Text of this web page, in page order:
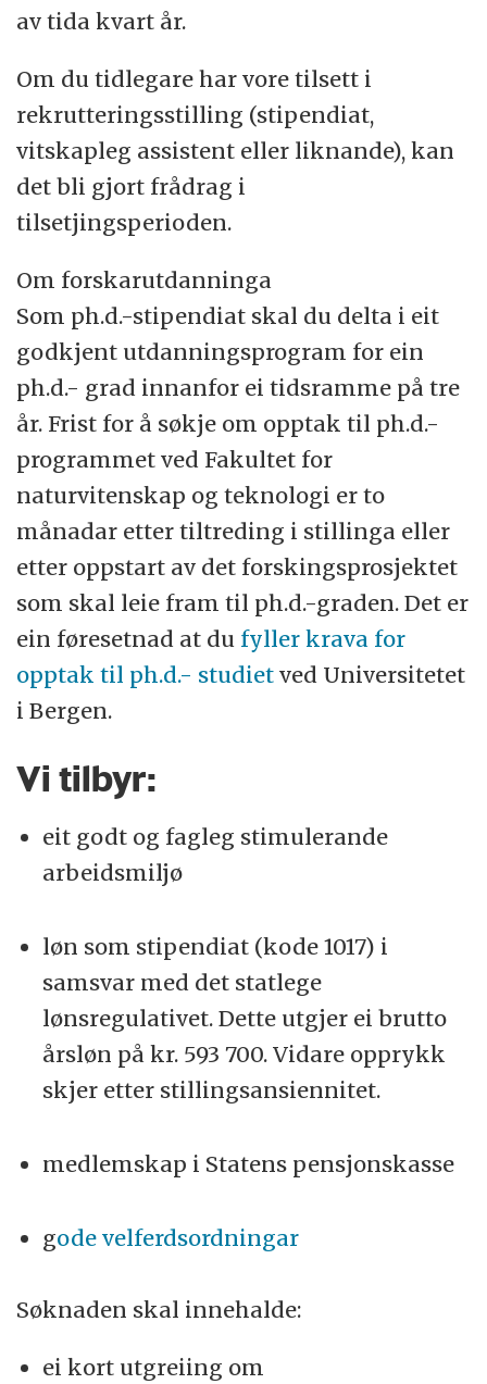
av tida kvart år.
Om du tidlegare har vore tilsett i
rekrutteringsstilling (stipendiat,
vitskapleg assistent eller liknande), kan
det bli gjort frådrag i
tilsetjingsperioden.
Om forskarutdanninga
Som ph.d.-stipendiat skal du delta i eit
godkjent utdanningsprogram for ein
ph.d.- grad innanfor ei tidsramme på tre
år. Frist for å søkje om opptak til ph.d.-
programmet ved Fakultet for
naturvitenskap og teknologi er to
månadar etter tiltreding i stillinga eller
etter oppstart av det forskingsprosjektet
som skal leie fram til ph.d.-graden. Det er
ein føresetnad at du fyller krava for
opptak til ph.d.- studiet ved Universitetet
i Bergen.
Vi tilbyr:
eit godt og fagleg stimulerande
arbeidsmiljø
løn som stipendiat (kode 1017) i
samsvar med det statlege
lønsregulativet. Dette utgjer ei brutto
årsløn på kr. 593 700. Vidare opprykk
skjer etter stillingsansiennitet.
medlemskap i Statens pensjonskasse
gode velferdsordningar
Søknaden skal innehalde:
ei kort utgreiing om